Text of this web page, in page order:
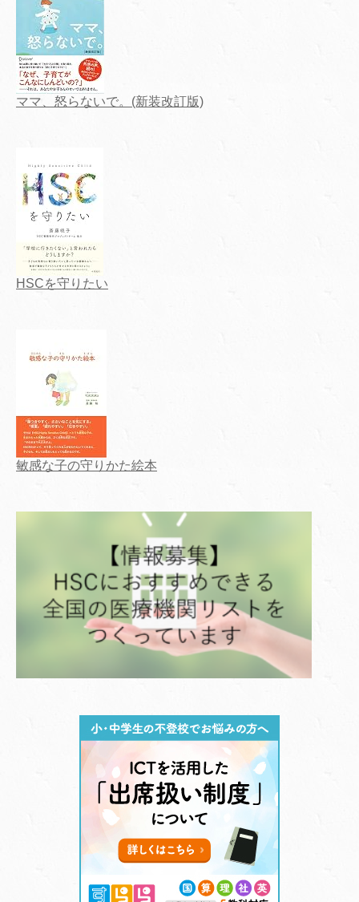
ママ、怒らないで。(新装改訂版)
HSCを守りたい
敏感な子の守りかた絵本